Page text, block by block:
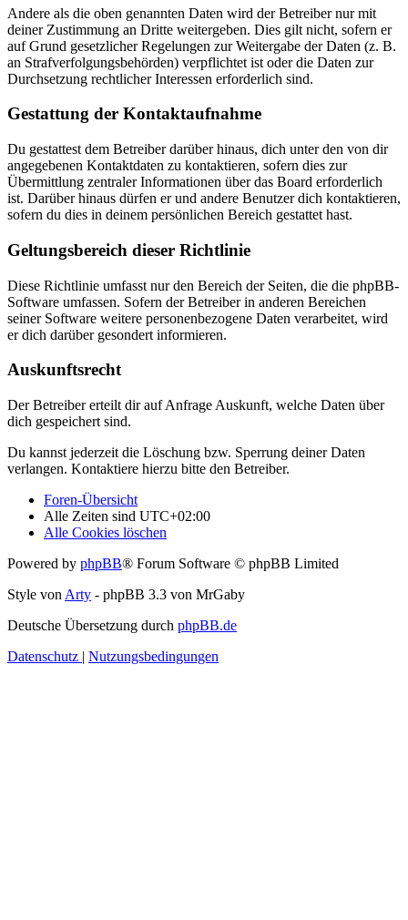
Andere als die oben genannten Daten wird der Betreiber nur mit
deiner Zustimmung an Dritte weitergeben. Dies gilt nicht, sofern er
auf Grund gesetzlicher Regelungen zur Weitergabe der Daten (z. B.
an Strafverfolgungsbehörden) verpflichtet ist oder die Daten zur
Durchsetzung rechtlicher Interessen erforderlich sind.
Gestattung der Kontaktaufnahme
Du gestattest dem Betreiber darüber hinaus, dich unter den von dir
angegebenen Kontaktdaten zu kontaktieren, sofern dies zur
Übermittlung zentraler Informationen über das Board erforderlich
ist. Darüber hinaus dürfen er und andere Benutzer dich kontaktieren,
sofern du dies in deinem persönlichen Bereich gestattet hast.
Geltungsbereich dieser Richtlinie
Diese Richtlinie umfasst nur den Bereich der Seiten, die die phpBB-
Software umfassen. Sofern der Betreiber in anderen Bereichen
seiner Software weitere personenbezogene Daten verarbeitet, wird
er dich darüber gesondert informieren.
Auskunftsrecht
Der Betreiber erteilt dir auf Anfrage Auskunft, welche Daten über
dich gespeichert sind.
Du kannst jederzeit die Löschung bzw. Sperrung deiner Daten
verlangen. Kontaktiere hierzu bitte den Betreiber.
Foren-Übersicht
Alle Zeiten sind UTC+02:00
Alle Cookies löschen
Powered by phpBB® Forum Software © phpBB Limited
Style von Arty - phpBB 3.3 von MrGaby
Deutsche Übersetzung durch phpBB.de
Datenschutz | Nutzungsbedingungen